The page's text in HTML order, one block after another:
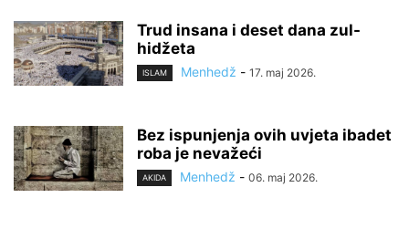
Trud insana i deset dana zul-
hidžeta
ISLAM Menhedž - 17. maj 2026.
Bez ispunjenja ovih uvjeta ibadet
roba je nevažeći
AKIDA Menhedž - 06. maj 2026.